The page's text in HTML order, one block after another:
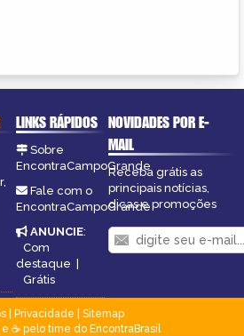
LINKS RÁPIDOS
Sobre
EncontraCampoGrande
Fale com o
EncontraCampoGrande
ANUNCIE:
Com
destaque |
Grátis
NOVIDADES POR E-
MAIL
Receba grátis as
principais notícias,
dicas e promoções
| Privacidade
Sitemap
☕ pelo time do EncontraBrasil